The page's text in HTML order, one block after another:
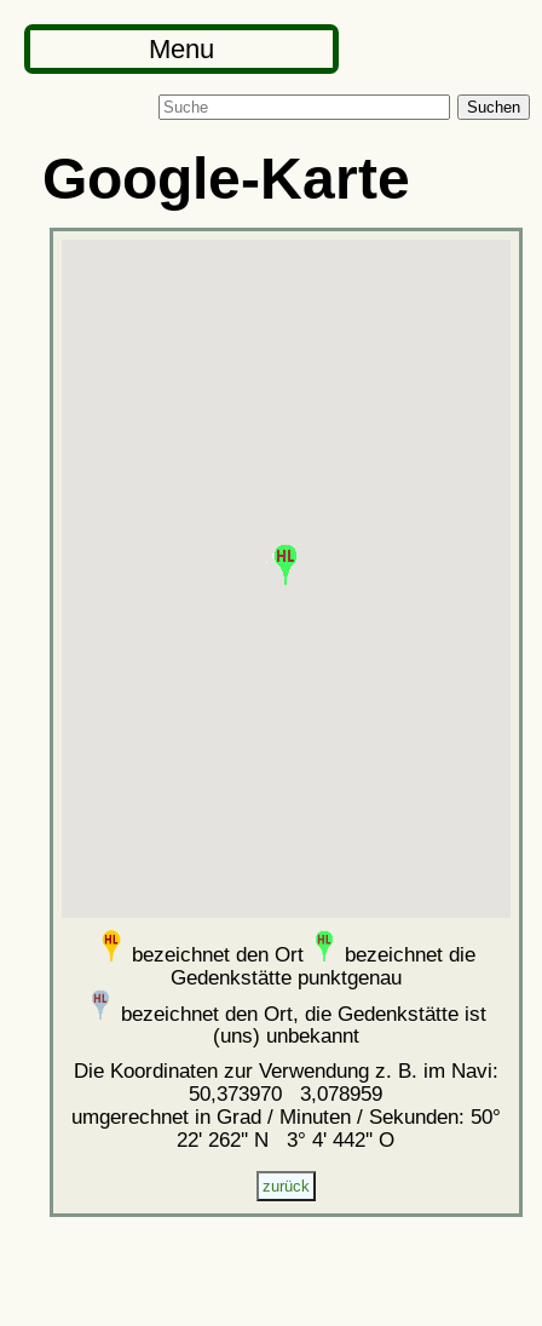
Menu
Suchen
Google-Karte
bezeichnet den Ort
bezeichnet die
Gedenkstätte punktgenau
bezeichnet den Ort, die Gedenkstätte ist
(uns) unbekannt
Die Koordinaten zur Verwendung z. B. im Navi:
50,373970 3,078959
umgerechnet in Grad / Minuten / Sekunden: 50°
22' 262'' N 3° 4' 442'' O